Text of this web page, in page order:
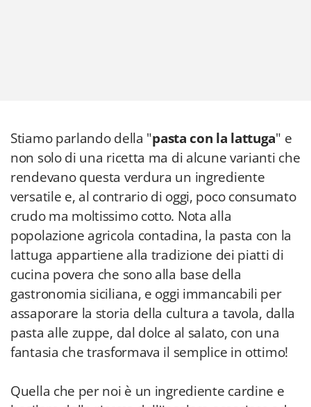
Stiamo parlando della "pasta con la lattuga" e
non solo di una ricetta ma di alcune varianti che
rendevano questa verdura un ingrediente
versatile e, al contrario di oggi, poco consumato
crudo ma moltissimo cotto. Nota alla
popolazione agricola contadina, la pasta con la
lattuga appartiene alla tradizione dei piatti di
cucina povera che sono alla base della
gastronomia siciliana, e oggi immancabili per
assaporare la storia della cultura a tavola, dalla
pasta alle zuppe, dal dolce al salato, con una
fantasia che trasformava il semplice in ottimo!
Quella che per noi è un ingrediente cardine e